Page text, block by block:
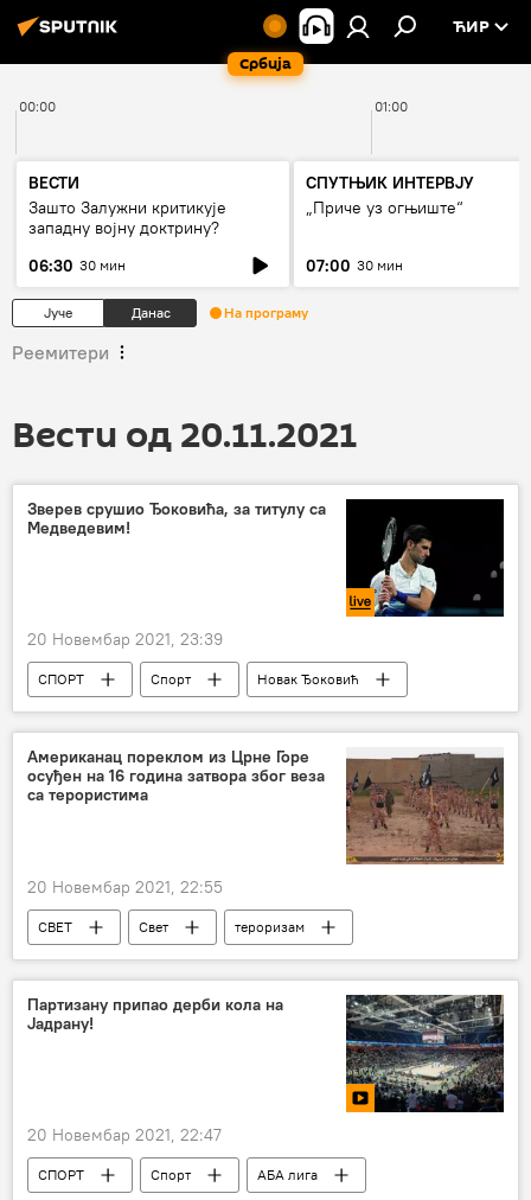
Србија
ЋИР
00:00 01:00
ВЕСТИ
Зашто Залужни критикује
западну војну доктрину?
06:30 30 мин
СПУТЊИК ИНТЕРВЈУ
„Приче уз огњиште“
07:00 30 мин
Јуче Данас На програму
Реемитери
Вести од 20.11.2021
Зверев срушио Ђоковића, за титулу са
Медведевим!
20 Новембар 2021, 23:39
СПОРТ Спорт
Новак Ђоковић
АТП турнир
Тенис
Александер Зверев
Американац пореклом из Црне Горе
осуђен на 16 година затвора због веза
са терористима
20 Новембар 2021, 22:55
СВЕТ Свет
тероризам
Ал-Нусра Фронт
ИСИС
Сједињене Америчке Државе
Свет – политика
Партизану припао дерби кола на
Јадрану!
20 Новембар 2021, 22:47
СПОРТ Спорт
АБА лига